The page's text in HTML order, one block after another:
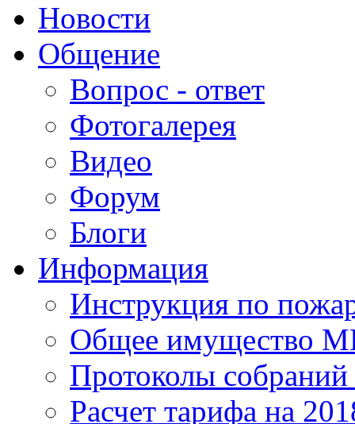
Новости
Общение
Вопрос - ответ
Фотогалерея
Видео
Форум
Блоги
Информация
Инструкция по
Общее имущество
Протоколы
Расчет тарифа на